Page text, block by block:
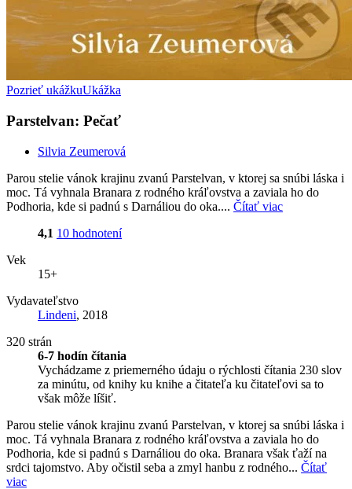
Pozrieť ukážkuUkážka
Parstelvan: Pečať
Silvia Zeumerová
Parou stelie vánok krajinu zvanú Parstelvan, v ktorej sa snúbi láska i
moc. Tá vyhnala Branara z rodného kráľovstva a zaviala ho do
Podhoria, kde si padnú s Darnáliou do oka.... Čítať viac
4,1 10 hodnotení
Vek
15+
Vydavateľstvo
Lindeni, 2018
320 strán
6-7 hodín čítania
Vychádzame z priemerného údaju o rýchlosti čítania 230 slov
za minútu, od knihy ku knihe a čitateľa ku čitateľovi sa to
však môže líšiť.
Parou stelie vánok krajinu zvanú Parstelvan, v ktorej sa snúbi láska i
moc. Tá vyhnala Branara z rodného kráľovstva a zaviala ho do
Podhoria, kde si padnú s Darnáliou do oka. Branara však ťaží na
srdci tajomstvo. Aby očistil seba a zmyl hanbu z rodného... Čítať
viac